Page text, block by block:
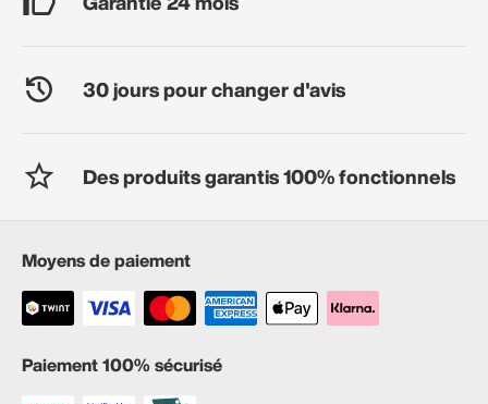
30 jours pour changer d'avis
Des produits garantis 100% fonctionnels
Moyens de paiement
Paiement 100% sécurisé